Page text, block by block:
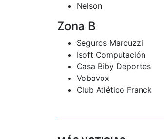
Nelson
Zona B
Seguros Marcuzzi
Isoft Computación
Casa Biby Deportes
Vobavox
Club Atlético Franck